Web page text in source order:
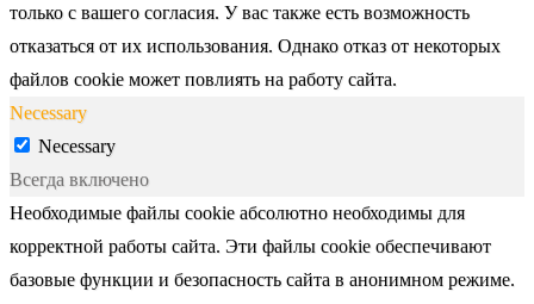
только с вашего согласия. У вас также есть возможность
отказаться от их использования. Однако отказ от некоторых
файлов cookie может повлиять на работу сайта.
Necessary
Necessary
Всегда включено
Необходимые файлы cookie абсолютно необходимы для
корректной работы сайта. Эти файлы cookie обеспечивают
базовые функции и безопасность сайта в анонимном режиме.